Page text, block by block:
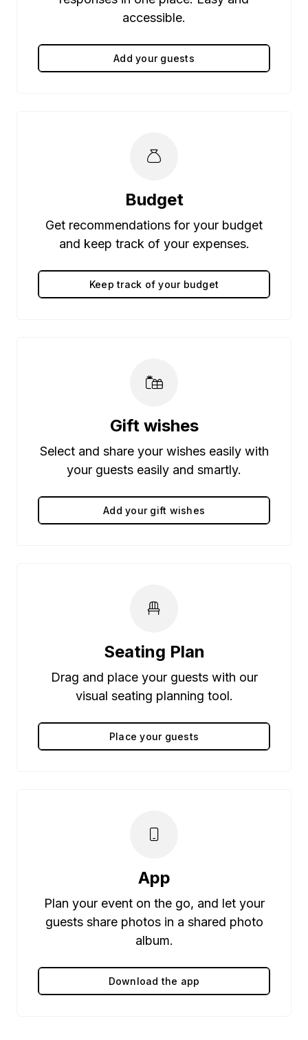
accessible.
Add your guests
Budget
Get recommendations for your budget
and keep track of your expenses.
Keep track of your budget
Gift wishes
Select and share your wishes easily with
your guests easily and smartly.
Add your gift wishes
Seating Plan
Drag and place your guests with our
visual seating planning tool.
Place your guests
App
Plan your event on the go, and let your
guests share photos in a shared photo
album.
Download the app